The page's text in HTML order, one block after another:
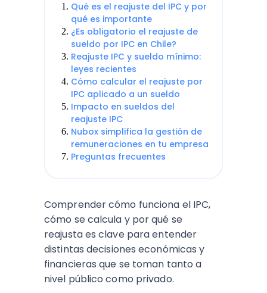
Qué es el reajuste del IPC y por
qué es importante
¿Es obligatorio el reajuste de
sueldo por IPC en Chile?
Reajuste IPC y sueldo mínimo:
leyes recientes
Cómo calcular el reajuste por
IPC aplicado a un sueldo
Impacto en sueldos del
reajuste IPC
Nubox simplifica la gestión de
remuneraciones en tu empresa
Preguntas frecuentes
Comprender cómo funciona el IPC,
cómo se calcula y por qué se
reajusta es clave para entender
distintas decisiones económicas y
financieras que se toman tanto a
nivel público como privado.